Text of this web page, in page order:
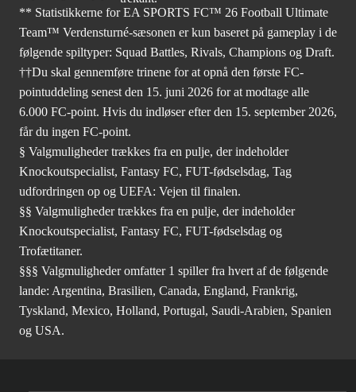
** Statistikkerne for EA SPORTS FC™ 26 Football Ultimate
Team™ Verdensturné-sæsonen er kun baseret på gameplay i de
følgende spiltyper: Squad Battles, Rivals, Champions og Draft.
††Du skal gennemføre trinene for at opnå den første FC-
pointuddeling senest den 15. juni 2026 for at modtage alle
6.000 FC-point. Hvis du indløser efter den 15. september 2026,
får du ingen FC-point.
§ Valgmuligheder trækkes fra en pulje, der indeholder
Knockoutspecialist, Fantasy FC, FUT-fødselsdag, Tag
udfordringen op og UEFA: Vejen til finalen.
§§ Valgmuligheder trækkes fra en pulje, der indeholder
Knockoutspecialist, Fantasy FC, FUT-fødselsdag og
Trofætitaner.
§§§ Valgmuligheder omfatter 1 spiller fra hvert af de følgende
lande: Argentina, Brasilien, Canada, England, Frankrig,
Tyskland, Mexico, Holland, Portugal, Saudi-Arabien, Spanien
og USA.